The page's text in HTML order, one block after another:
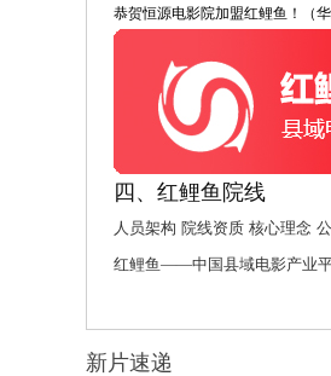
恭贺恒源电影院加盟红鲤鱼！（华
四、红鲤鱼院线
人员架构 院线资质 核心理念
红鲤鱼——中国县域
新片速递